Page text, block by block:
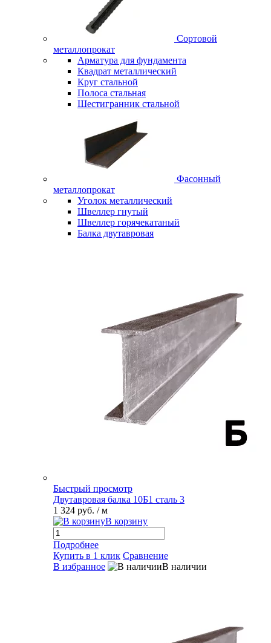
Сортовой
металлопрокат
Арматура для фундамента
Квадрат металлический
Круг стальной
Полоса стальная
Шестигранник стальной
Фасонный
металлопрокат
Уголок металлический
Швеллер гнутый
Швеллер горячекатаный
Балка двутавровая
Быстрый просмотр
Двутавровая балка 10Б1 сталь 3
1 324 руб. / м
В корзину
Подробнее
Купить в 1 клик Сравнение
В избранное
В наличии